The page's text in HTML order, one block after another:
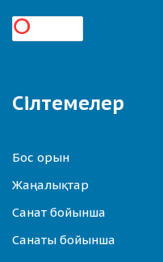
Сілтемелер
Бос орын
Жаңалықтар
Санат бойынша
Санаты бойынша